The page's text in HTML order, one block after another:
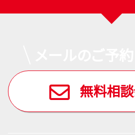
無料相